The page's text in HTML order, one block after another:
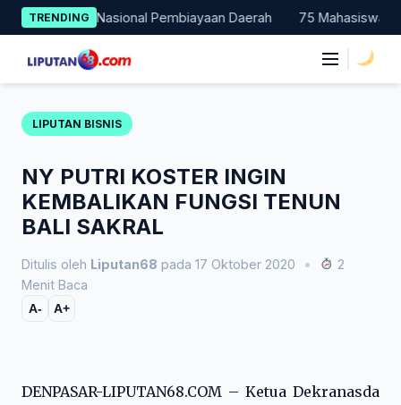
Skip
to
content
TRENDING
Nasional Pembiayaan Daerah 75 Mahasiswa Fakultas
LIPUTAN BISNIS
NY PUTRI KOSTER INGIN
KEMBALIKAN FUNGSI TENUN
BALI SAKRAL
Ditulis oleh Liputan68 pada 17 Oktober 2020 •
2
Menit Baca
A- A+
DENPASAR-LIPUTAN68.COM – Ketua Dekranasda